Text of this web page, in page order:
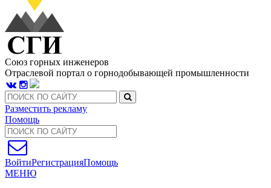
Союз горных инженеров
Отраслевой портал о горнодобывающей промышленности
Разместить рекламу
Помощь
ВойтиРегистрацияПомощь
МЕНЮ